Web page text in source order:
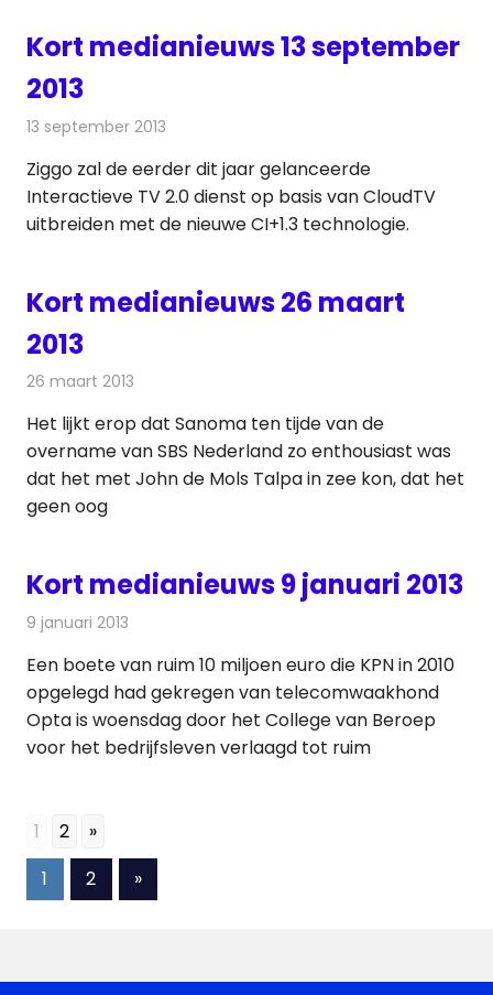
Kort medianieuws 13 september
2013
13 september 2013
Ziggo zal de eerder dit jaar gelanceerde
Interactieve TV 2.0 dienst op basis van CloudTV
uitbreiden met de nieuwe CI+1.3 technologie.
Kort medianieuws 26 maart
2013
26 maart 2013
Het lijkt erop dat Sanoma ten tijde van de
overname van SBS Nederland zo enthousiast was
dat het met John de Mols Talpa in zee kon, dat het
geen oog
Kort medianieuws 9 januari 2013
9 januari 2013
Een boete van ruim 10 miljoen euro die KPN in 2010
opgelegd had gekregen van telecomwaakhond
Opta is woensdag door het College van Beroep
voor het bedrijfsleven verlaagd tot ruim
1 2 »
Berichten
1 2
Volgende
berichten
»